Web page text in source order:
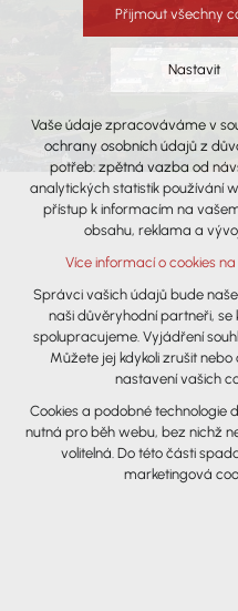
Přijmout všechny
Nastavit
Technická cookies
nutná pro provozování
udržení kontextu stránek
přihlášení, volby jazyka,
analytická pro
vyhodnocení návštěvnosti
marketingová cookies
Více informací o cookies na
Přijmout všechny
Odmítnout
Vaše údaje zpracováváme v
ochrany osobních údajů z
potřeb: zpětná vazba od
analytických statistik používání
přístup k informacím na
obsahu, reklama a
Více informací o cookies
Správci vašich údajů bude
naši důvěryhodní partneři, se
spolupracujeme. Vyjádření
Můžete jej kdykoli zrušit
nastavení vašich
Cookies a podobné technologie
nutná pro běh webu, bez nichž
volitelná. Do této části
marketingová